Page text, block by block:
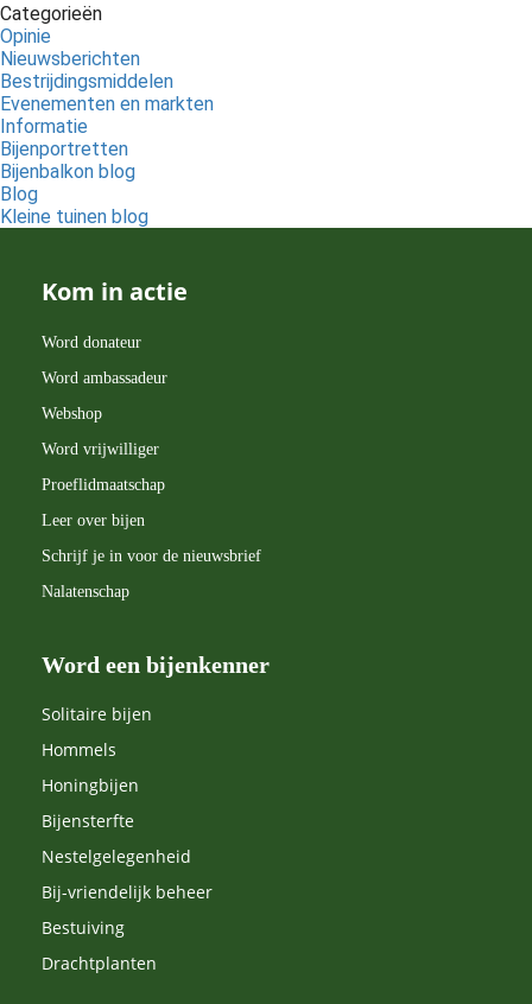
Categorieën
Opinie
Nieuwsberichten
Bestrijdingsmiddelen
Evenementen en markten
Informatie
Bijenportretten
Bijenbalkon blog
Blog
Kleine tuinen blog
Kom in actie
Word donateur
Word ambassadeur
Webshop
Word vrijwilliger
Proeflidmaatschap
Leer over bijen
Schrijf je in voor de nieuwsbrief
Nalatenschap
Word een bijenkenner
Solitaire bijen
Hommels
Honingbijen
Bijensterfte
Nestelgelegenheid
Bij-vriendelijk beheer
Bestuiving
Drachtplanten